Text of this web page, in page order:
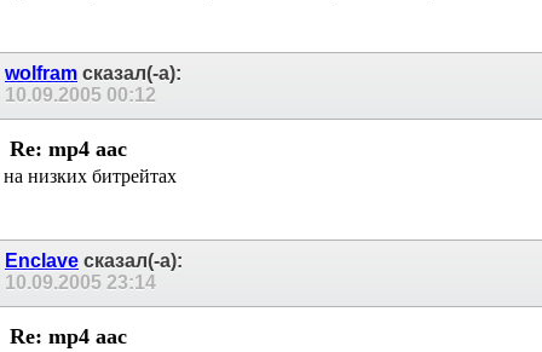
wolfram сказал(-а):
10.09.2005 00:12
Re: mp4 aac
на низких битрейтах
Enclave сказал(-а):
10.09.2005 23:14
Re: mp4 aac